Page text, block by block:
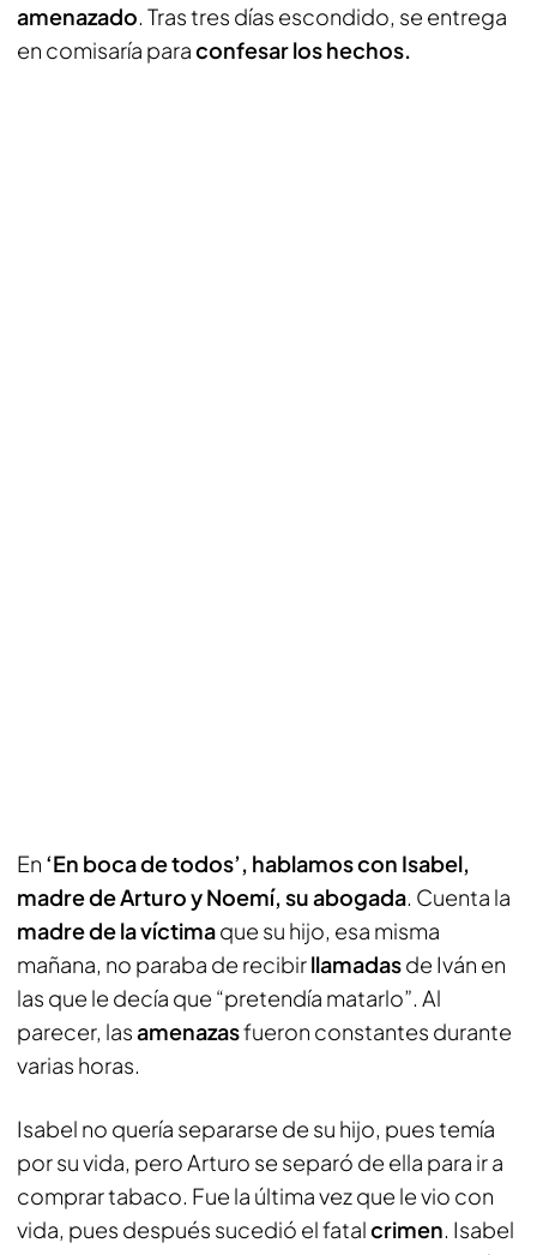
amenazado. Tras tres días escondido, se entrega
en comisaría paraconfesar los hechos.
En ‘En boca de todos’, hablamos con Isabel,
madre de Arturo y Noemí, su abogada. Cuenta la
madre de la víctimaque su hijo, esa misma
mañana, no paraba de recibirllamadasde Iván en
las que le decía que “pretendía matarlo”. Al
parecer, lasamenazasfueron constantes durante
varias horas.
Isabel no quería separarse de su hijo, pues temía
por su vida, pero Arturo se separó de ella para ir a
comprar tabaco. Fue la última vez que le vio con
vida, pues después sucedió el fatalcrimen. Isabel